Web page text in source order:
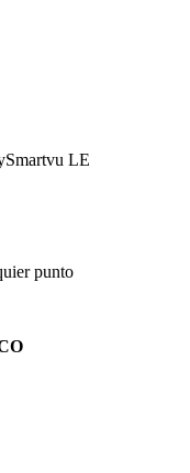
LE
punto